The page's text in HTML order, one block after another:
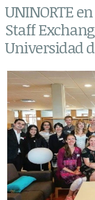
UNINORTE
Staff
Universidad